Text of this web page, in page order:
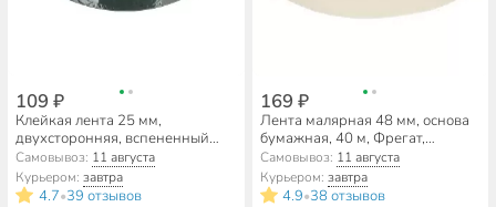
109 ₽
Клейкая лента 25 мм,
двухсторонняя, вспененный
полиэтилен, 5 м, Фрегат,
МЧ255С
Самовывоз: 11 августа
Курьером:завтра
4.7•39 отзывов
169 ₽
Лента малярная 48 мм, основа
бумажная, 40 м, Фрегат,
крепированная, КР4840б
Самовывоз: 11 августа
Курьером: завтра
4.9•38 отзывов